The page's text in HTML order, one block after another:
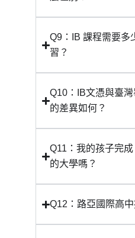
Q9：IB 課程需要多
習？
Q10：IB文憑與臺
的差異如何？
Q11：我的孩子完
的大學嗎？
Q12：路亞國際高